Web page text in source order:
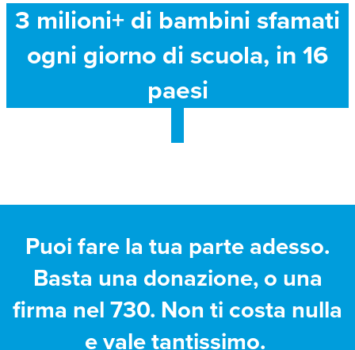
3 milioni+ di bambini sfamati
ogni giorno di scuola, in 16
paesi
Puoi fare la tua parte adesso.
Basta una donazione, o una
firma nel 730. Non ti costa nulla
e vale tantissimo.